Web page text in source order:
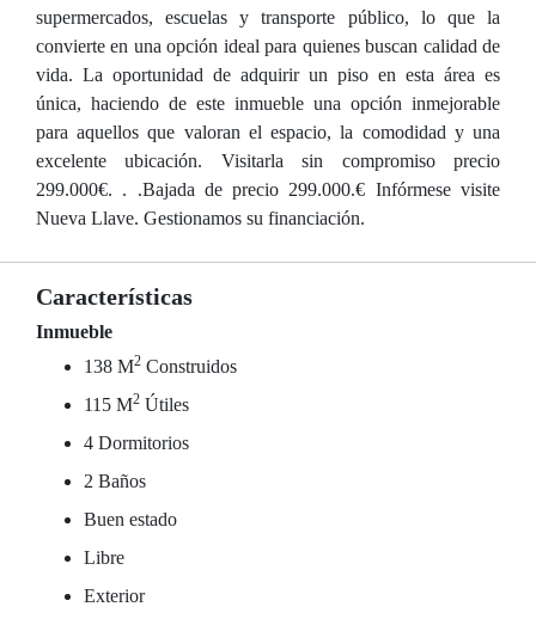
supermercados, escuelas y transporte público, lo que la
convierte en una opción ideal para quienes buscan calidad de
vida. La oportunidad de adquirir un piso en esta área es
única, haciendo de este inmueble una opción inmejorable
para aquellos que valoran el espacio, la comodidad y una
excelente ubicación. Visitarla sin compromiso precio
299.000€. . .Bajada de precio 299.000.€ Infórmese visite
Nueva Llave. Gestionamos su financiación.
Características
Inmueble
138 M2 Construidos
115 M2 Útiles
4 Dormitorios
2 Baños
Buen estado
Libre
Exterior